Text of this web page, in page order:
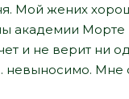
Мой жених
академии Морте
и не верит ни
Мне